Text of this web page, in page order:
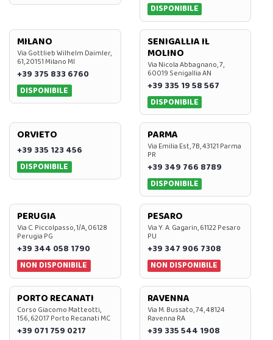
DISPONIBILE
MILANO
Via Gottlieb Wilhelm Daimler,
61, 20151 Milano MI
+39 375 833 6760
DISPONIBILE
SENIGALLIA IL
MOLINO
Via Nicola Abbagnano, 7,
60019 Senigallia AN
+39 335 19 58 567
DISPONIBILE
ORVIETO
+39 335 123 456
DISPONIBILE
PARMA
Via Emilia Est, 7B, 43121 Parma
PR
+39 349 766 8789
DISPONIBILE
PERUGIA
Via C. Piccolpasso, 1/A, 06128
Perugia PG
+39 344 058 1790
NON DISPONIBILE
PESARO
Via Y. A. Gagarin, 61122 Pesaro
PU
+39 347 906 7308
NON DISPONIBILE
PORTO RECANATI
Corso Giacomo Matteotti,
156, 62017 Porto Recanati MC
+39 071 759 0217
RAVENNA
Via M. Bussato, 74, 48124
Ravenna RA
+39 335 544 1908